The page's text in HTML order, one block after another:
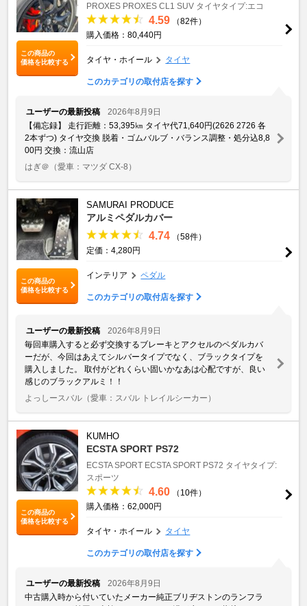
この商品の
価格を比較する
PROXES PROXES CL1 SUV タイヤタイプ:エコ
4.59
（82件）
購入価格：80,440円
タイヤ・ホイール タイヤ
このカテゴリの取付店を探す
ユーザーの最新投稿
2026年8月9日
【備忘録】 走行距離：53,395㎞ タイヤ代71,640円(2626 2726 各
2本ずつ) タイヤ交換 脱着・ゴムバルブ・バランス調整・処分込8,8
00円 交換：流山店
はぎ＠ （愛車：マツダ CX-8）
この商品の
価格を比較する
SAMURAI PRODUCE
アルミペダルカバー
4.74
（58件）
定価：4,280円
インテリア ペダル
このカテゴリの取付店を探す
ユーザーの最新投稿
2026年8月9日
毎回車購入すると必ず交換するブレーキとアクセルのペダルカバ
ーだが、今回はあえてシルバータイプでなく、ブラックタイプを
購入しました。 取付がどれくらい固いかなあは心配ですが、良い
感じのブラックアルミ！！
よっしースバル （愛車：スバル トレイルシーカー）
この商品の
価格を比較する
KUMHO
ECSTA SPORT PS72
ECSTA SPORT ECSTA SPORT PS72 タイヤタイプ:
スポーツ
4.60
（10件）
購入価格：62,000円
タイヤ・ホイール タイヤ
このカテゴリの取付店を探す
ユーザーの最新投稿
2026年8月9日
中古購入時から付いていたメーカー純正ブリヂストンのランフラ